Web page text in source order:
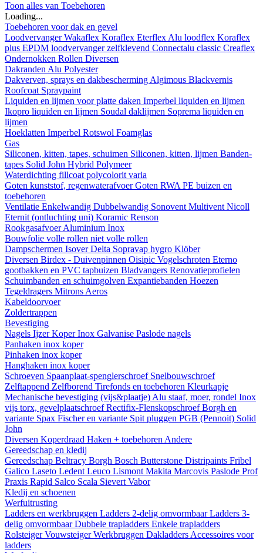
Toon alles van Toebehoren
Loading...
Toebehoren voor dak en gevel
LoodvervangerWakaflex Koraflex Eterflex Alu loodflex Koraflex
plus EPDM loodvervanger zelfklevend Connectalu classic Creaflex
Ondernokken Rollen Diversen
Dakranden Alu Polyester
Dakverven, sprays en dakbescherming Algimous Blackvernis
Roofcoat Spraypaint
Liquiden en lijmen voor platte daken Imperbel liquiden en lijmen
Ikopro liquiden en lijmen Soudal daklijmen Soprema liquiden en
lijmen
Hoeklatten Imperbel Rotswol Foamglas
Gas
Siliconen, kitten, tapes, schuimen Siliconen, kitten, lijmen Banden-
tapes Solid John Hybrid Polymeer
Waterdichting fillcoat polycolorit varia
Goten kunststof, regenwaterafvoerGoten RWA PE buizen en
toebehoren
Ventilatie Enkelwandig Dubbelwandig Sonovent Multivent Nicoll
Eternit (ontluchting uni) Koramic Renson
RookgasafvoerAluminium Inox
Bouwfolie volle rollen niet volle rollen
Dampschermen IsoverDelta Sopravap hygro Klöber
Diversen Birdex - Duivenpinnen Oisipic Vogelschroten Eterno
gootbakken en PVC tapbuizen Bladvangers Renovatieprofielen
Schuimbanden en schuimgolven Expantiebanden Hoezen
Tegeldragers Mitrons Aeros
Kabeldoorvoer
Zoldertrappen
Bevestiging
Nagels IjzerKoperInox Galvanise Paslode nagels
Panhaken inox koper
Pinhaken inox koper
Hanghaken inox koper
Schroeven Spaanplaat-spenglerschroef Snelbouwschroef
Zelftappend Zelfborend Tirefonds en toebehoren Kleurkapje
Mechanische bevestiging (vijs&plaatje) Alu staaf, moer, rondel Inox
vijs torx, gevelplaatschroefRectifix-FlenskopschroefBorgh en
variante Spax Fischer en variante Spit pluggen PGB (Pennoit) Solid
John
Diversen Koperdraad Haken + toebehoren Andere
Gereedschap en kledij
Gereedschap Beltracy Borgh Bosch Butterstone Distripaints Fribel
Galico Laseto Ledent Leuco Lismont Makita Marcovis Paslode Prof
Praxis Rapid Salco Scala Sievert Vabor
Kledij en schoenen
Werfuitrusting
Ladders en werkbruggen Ladders 2-delig omvormbaarLadders 3-
delig omvormbaarDubbele trapladders Enkele trapladders
RolsteigerVouwsteigerWerkbruggen Dakladders Accessoires voor
ladders